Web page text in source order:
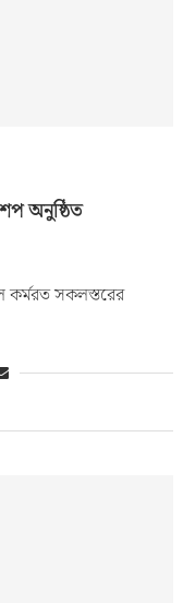
অনুষ্ঠিত
সকলস্তরের